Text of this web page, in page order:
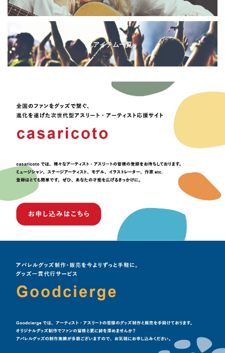
アイテム一覧